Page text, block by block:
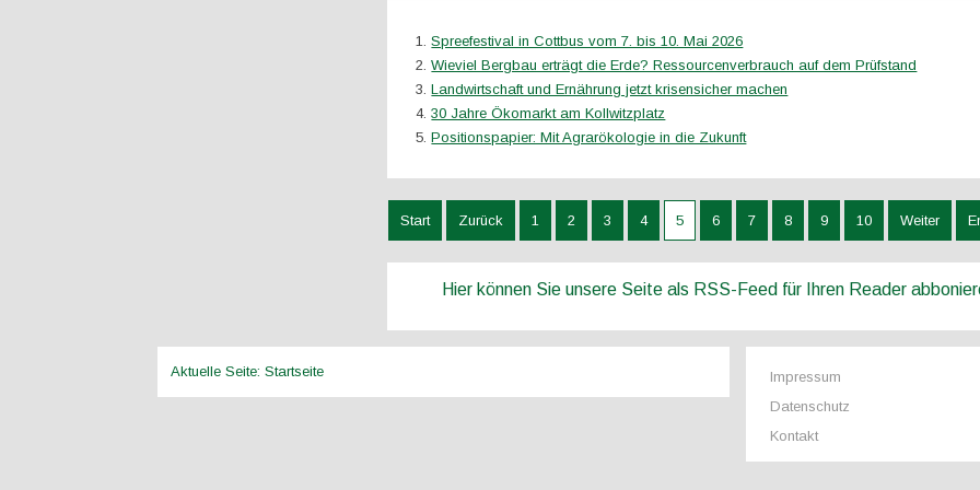
Spreefestival in Cottbus vom 7. bis 10. Mai 2026
Wieviel Bergbau erträgt die Erde? Ressourcenverbrauch auf dem Prüfstand
Landwirtschaft und Ernährung jetzt krisensicher machen
30 Jahre Ökomarkt am Kollwitzplatz
Positionspapier: Mit Agrarökologie in die Zukunft
Start Zurück 1 2 3 4 5 6 7 8 9 10 Weiter
Hier können Sie unsere Seite als RSS-Feed für Ihren Reader
Aktuelle Seite:Startseite
Impressum
Datenschutz
Kontakt